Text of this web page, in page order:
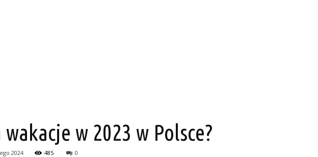
wakacje w 2023 w Polsce?
2024 485 0